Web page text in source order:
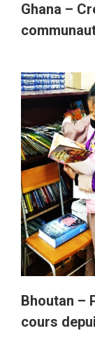
Ghana –
Bhoutan –
cours